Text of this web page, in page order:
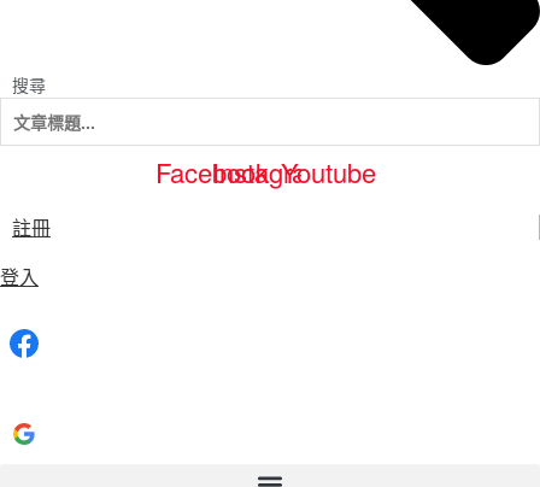
搜尋
FacebookInstagramYoutube
註冊
登入